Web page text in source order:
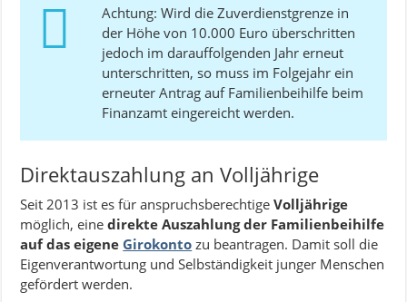
Achtung: Wird die Zuverdienstgrenze in
der Höhe von 10.000 Euro überschritten
jedoch im darauffolgenden Jahr erneut
unterschritten, so muss im Folgejahr ein
erneuter Antrag auf Familienbeihilfe beim
Finanzamt eingereicht werden.
Direktauszahlung an Volljährige
Seit 2013 ist es für anspruchsberechtigeVolljährige
möglich, einedirekte Auszahlung der Familienbeihilfe
auf das eigene Girokonto zu beantragen. Damit soll die
Eigenverantwortung und Selbständigkeit junger Menschen
gefördert werden.